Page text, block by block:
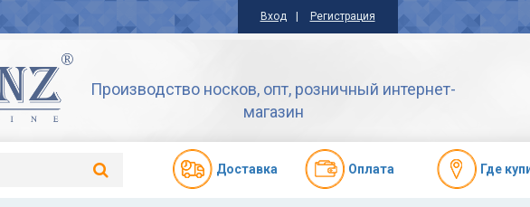
Вход Регистрация
Производство носков, опт, розничный интернет-
магазин
Доставкa Оплата Где